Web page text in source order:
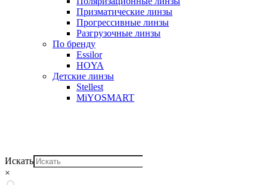
Призматические линзы
Прогрессивные линзы
Разгрузочные линзы
По бренду
Essilor
HOYA
Детские линзы
Stellest
MiYOSMART
Искать
×